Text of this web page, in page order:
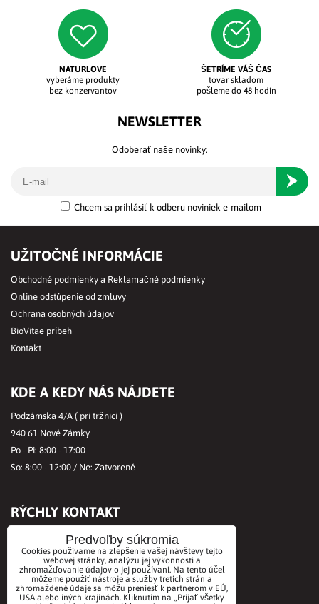
NATURLOVE
vyberáme produkty
bez konzervantov
ŠETRÍME VÁŠ ČAS
tovar skladom
pošleme do 48 hodín
NEWSLETTER
Odoberať naše novinky:
Chcem sa prihlásiť k odberu noviniek e-mailom
UŽITOČNÉ INFORMÁCIE
Obchodné podmienky a Reklamačné podmienky
Online odstúpenie od zmluvy
Ochrana osobných údajov
BioVitae príbeh
Kontakt
KDE A KEDY NÁS NÁJDETE
Podzámska 4/A ( pri tržnici )
940 61 Nové Zámky
Po - Pi: 8:00 - 17:00
So: 8:00 - 12:00 / Ne: Zatvorené
RÝCHLY KONTAKT
+421356421513
Mobil:+421901712584
Email:office@biovitae.sk
Predvoľby súkromia
Cookies používame na zlepšenie vašej návštevy tejto
webovej stránky, analýzu jej výkonnosti a
zhromažďovanie údajov o jej používaní. Na tento účel
môžeme použiť nástroje a služby tretích strán a
zhromaždené údaje sa môžu preniesť k partnerom v EÚ,
USA alebo iných krajinách. Kliknutím na „Prijať všetky